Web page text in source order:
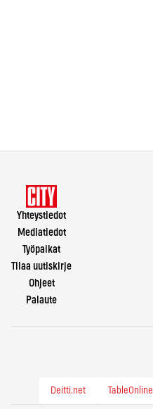
Yhteystiedot
Mediatiedot
Työpaikat
Tilaa uutiskirje
Ohjeet
Palaute
Deitti.net TableOnline